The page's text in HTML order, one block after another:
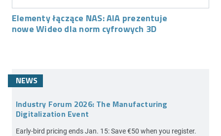
Elementy łączące NAS: AIA prezentuje
nowe Wideo dla norm cyfrowych 3D
NEWS
Industry Forum 2026: The Manufacturing
Digitalization Event
Early-bird pricing ends Jan. 15: Save €50 when you register.